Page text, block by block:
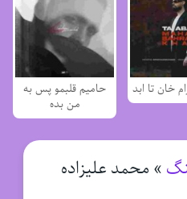
خان تا ابد
حامیم قلبمو پس به
من بده
» محمد علیزاده